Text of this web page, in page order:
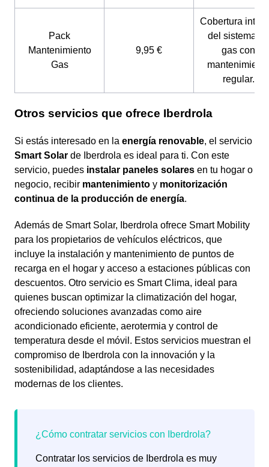
Pack
Mantenimiento
Gas
9,95 €
Cobertura
del sistema de
gas con
regular.
Otros servicios que ofrece Iberdrola
Si estás interesado en la energía renovable, el servicio
Smart Solar de Iberdrola es ideal para ti. Con este
servicio, puedes instalar paneles solares en tu hogar o
negocio, recibir mantenimiento y monitorización
continua de la producción de energía.
Además de Smart Solar, Iberdrola ofrece Smart Mobility
para los propietarios de vehículos eléctricos, que
incluye la instalación y mantenimiento de puntos de
recarga en el hogar y acceso a estaciones públicas con
descuentos. Otro servicio es Smart Clima, ideal para
quienes buscan optimizar la climatización del hogar,
ofreciendo soluciones avanzadas como aire
acondicionado eficiente, aerotermia y control de
temperatura desde el móvil. Estos servicios muestran el
compromiso de Iberdrola con la innovación y la
sostenibilidad, adaptándose a las necesidades
modernas de los clientes.
Contratar los servicios de Iberdrola es muy